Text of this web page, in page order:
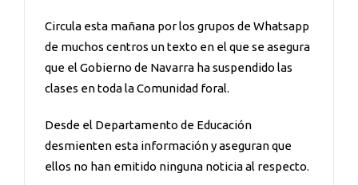
Circula esta mañana por los grupos de Whatsapp
de muchos centros un texto en el que se asegura
que el Gobierno de Navarra ha suspendido las
clases en toda la Comunidad foral.
Desde el Departamento de Educación
desmienten esta información y aseguran que
ellos no han emitido ninguna noticia al respecto.